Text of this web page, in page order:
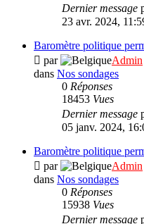
Dernier message
23 avr. 2024,
Baromètre politique
par
Admin
dans Nos sondages
0 Réponses
18453 Vues
Dernier message
05 janv. 2024,
Baromètre politique
par
Admin
dans Nos sondages
0 Réponses
15938 Vues
Dernier message